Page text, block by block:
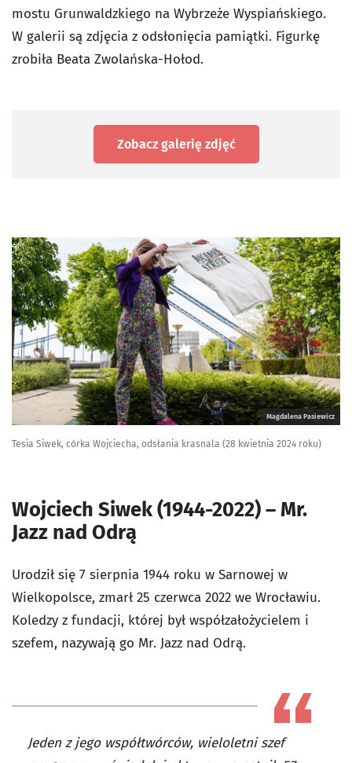
mostu Grunwaldzkiego na Wybrzeże Wyspiańskiego.
W galerii są zdjęcia z odsłonięcia pamiątki. Figurkę
zrobiła Beata Zwolańska-Hołod.
Zobacz galerię zdjęć
Magdalena Pasiewicz
Tesia Siwek, córka Wojciecha, odsłania krasnala (28 kwietnia 2024 roku)
Wojciech Siwek (1944-2022) – Mr.
Jazz nad Odrą
Urodził się 7 sierpnia 1944 roku w Sarnowej w
Wielkopolsce, zmarł 25 czerwca 2022 we Wrocławiu.
Koledzy z fundacji, której był współzałożycielem i
szefem, nazywają go Mr. Jazz nad Odrą.
Jeden z jego współtwórców, wieloletni szef